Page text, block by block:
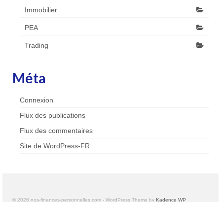
Immobilier
PEA
Trading
Méta
Connexion
Flux des publications
Flux des commentaires
Site de WordPress-FR
© 2026 nos-finances-personnelles.com - WordPress Theme by Kadence WP